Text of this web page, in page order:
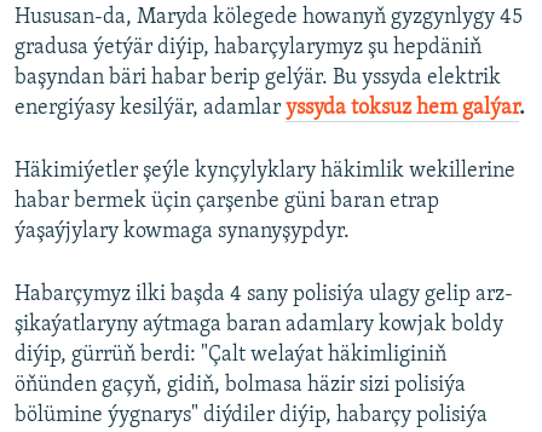
Hususan-da, Maryda kölegede howanyň gyzgynlygy 45
gradusa ýetýär diýip, habarçylarymyz şu hepdäniň
başyndan bäri habar berip gelýär. Bu yssyda elektrik
energiýasy kesilýär, adamlar yssyda toksuz hem galýar.
Häkimiýetler şeýle kynçylyklary häkimlik wekillerine
habar bermek üçin çarşenbe güni baran etrap
ýaşaýjylary kowmaga synanyşypdyr.
Habarçymyz ilki başda 4 sany polisiýa ulagy gelip arz-
şikaýatlaryny aýtmaga baran adamlary kowjak boldy
diýip, gürrüň berdi: "Çalt welaýat häkimliginiň
öňünden gaçyň, gidiň, bolmasa häzir sizi polisiýa
bölümine ýygnarys" diýdiler diýip, habarçy polisiýa